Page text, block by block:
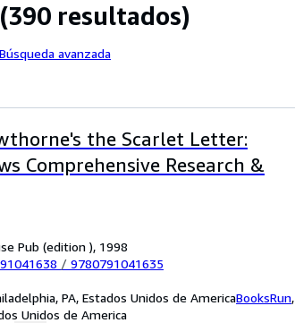
(390 resultados)
avanzada
the Scarlet Letter:
Comprehensive Research &
Pub (edition ), 1998
/ 9780791041635
PA, Estados Unidos de AmericaBooksRun,
Unidos de America